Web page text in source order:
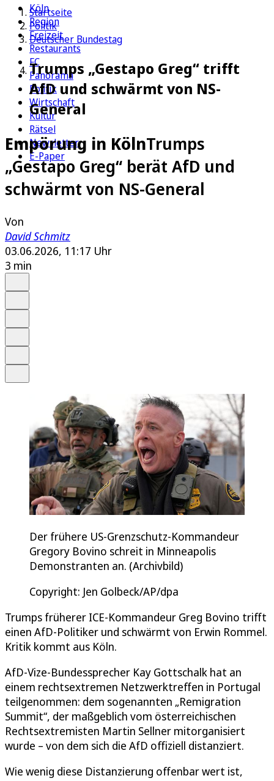
Köln
Region
Freizeit
Restaurants
FC
Panorama
Politik
Wirtschaft
Kultur
Rätsel
Newsletter
E-Paper
Startseite
Politik
Deutscher Bundestag
Trumps „Gestapo Greg“ trifft
AfD und schwärmt von NS-
General
Empörung in KölnTrumps
„Gestapo Greg“ berät AfD und
schwärmt von NS-General
Von
David Schmitz
03.06.2026, 11:17 Uhr
3 min
Der frühere US-Grenzschutz-Kommandeur
Gregory Bovino schreit in Minneapolis
Demonstranten an. (Archivbild)
Copyright: Jen Golbeck/AP/dpa
Trumps früherer ICE-Kommandeur Greg Bovino trifft
einen AfD-Politiker und schwärmt von Erwin Rommel.
Kritik kommt aus Köln.
AfD-Vize-Bundessprecher Kay Gottschalk hat an
einem rechtsextremen Netzwerktreffen in Portugal
teilgenommen: dem sogenannten „Remigration
Summit“, der maßgeblich vom österreichischen
Rechtsextremisten Martin Sellner mitorganisiert
wurde – von dem sich die AfD offiziell distanziert.
Wie wenig diese Distanzierung offenbar wert ist,